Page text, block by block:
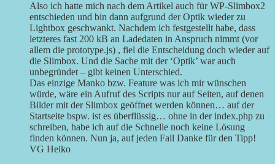
Also ich hatte mich nach dem Artikel auch für WP-Slimbox2
entschieden und bin dann aufgrund der Optik wieder zu
Lightbox geschwankt. Nachdem ich festgestellt habe, dass
letzteres fast 200 kB an Ladedaten in Anspruch nimmt (vor
allem die prototype.js) , fiel die Entscheidung doch wieder auf
die Slimbox. Und die Sache mit der ‘Optik’ war auch
unbegründet – gibt keinen Unterschied.
Das einzige Manko bzw. Feature was ich mir wünschen
würde, wäre ein Aufruf des Scripts nur auf Seiten, auf denen
Bilder mit der Slimbox geöffnet werden können… auf der
Startseite bspw. ist es überflüssig… ohne in der index.php zu
schreiben, habe ich auf die Schnelle noch keine Lösung
finden können. Nun ja, auf jeden Fall Danke für den Tipp!
VG Heiko